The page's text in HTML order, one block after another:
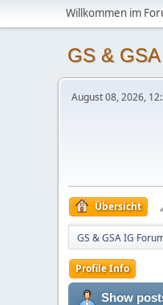
Willkommen im
GS &
August 08, 2026,
Übersicht
GS & GSA IG
Profile Info
Show